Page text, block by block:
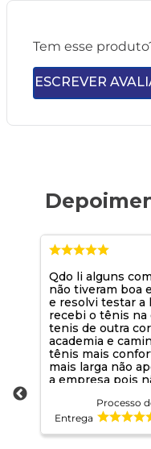
Tem esse
ESCREVER
Qdo li alguns
não tiveram boa
e resolvi testar a
recebi o tênis na
tenis de outra
academia e
tênis mais
mais larga não
a empresa pois
Horizonte. Foi
conhecerProcesso
Entrega